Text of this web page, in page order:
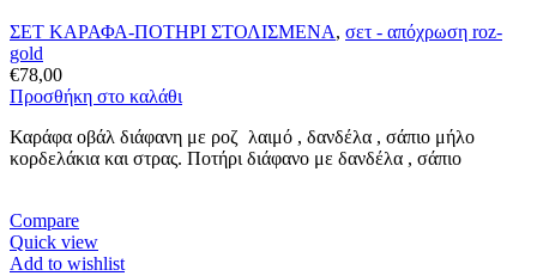
ΣΕΤ ΚΑΡΑΦΑ-ΠΟΤΗΡΙ ΣΤΟΛΙΣΜΕΝΑ, σετ - απόχρωση roz-
gold
€78,00
Προσθήκη στο καλάθι
Καράφα οβάλ διάφανη με ροζ λαιμό , δανδέλα , σάπιο μήλο
κορδελάκια και στρας. Ποτήρι διάφανο με δανδέλα , σάπιο
Compare
Quick view
Add to wishlist